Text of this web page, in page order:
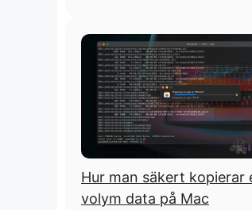
Hur man säkert kopierar
volym data på Mac